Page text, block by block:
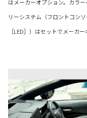
はメーカーオプション。カラ
リーシステム（フロントコン
［LED］）はセットでメーカー